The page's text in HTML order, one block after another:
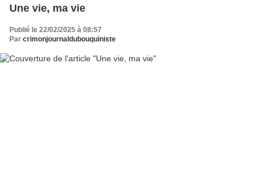
Une vie, ma vie
Publié le 22/02/2025 à 08:57
Par crimonjournaldubouquiniste